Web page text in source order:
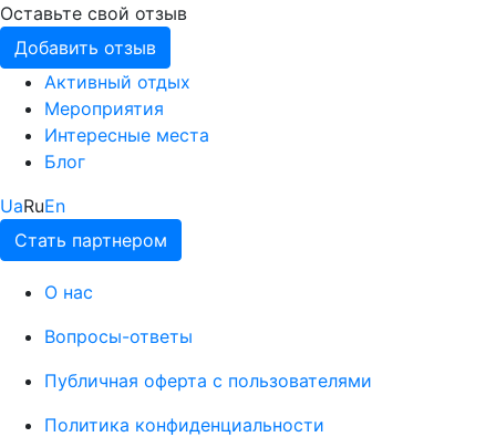
Оставьте свой отзыв
Добавить отзыв
Активный отдых
Мероприятия
Интересные места
Блог
UaRuEn
Стать партнером
О нас
Вопросы-ответы
Публичная оферта с пользователями
Политика конфиденциальности